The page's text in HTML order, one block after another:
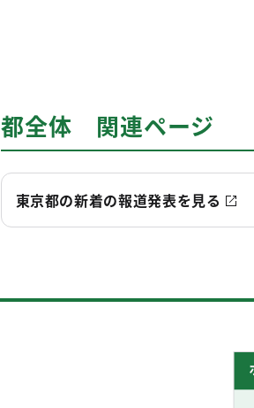
都全体 関連ページ
東京都の新着の報道発表を見る